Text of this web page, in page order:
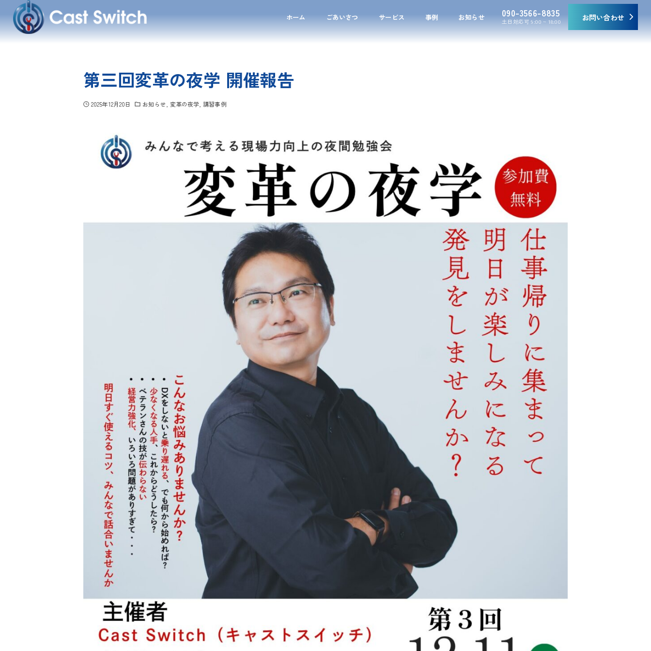
ホーム ごあいさつ サービス 事例 お知らせ 090-3566-8835
土日対応可 9:00 ~ 18:00 お問い合わせ
第三回変革の夜学 開催報告
2025年12月20日 お知らせ 変革の夜学 講習事例